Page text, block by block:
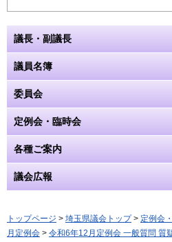
議長・副議長
議員名簿
委員会
定例会・臨時会
各種ご案内
議会広報
トップページ > 埼玉県議会トップ> 定例会
月定例会 > 令和6年12月定例会 一般質問 質